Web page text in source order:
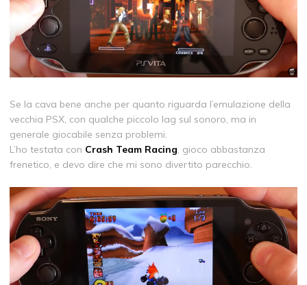
Se la cava bene anche per quanto riguarda l’emulazione della
vecchia PSX, con qualche piccolo lag sul sonoro, ma in
generale giocabile senza problemi.
L’ho testata con Crash Team Racing, gioco abbastanza
frenetico, e devo dire che mi sono divertito parecchio.